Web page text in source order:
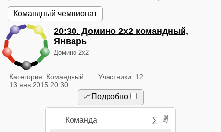
Командный чемпионат
20:30. Домино 2x2 командный,
Январь
Домино 2x2
Категория: Командный
Участники: 12
13 янв 2015 20:30
📈Подробно
Команда ∑ ✌